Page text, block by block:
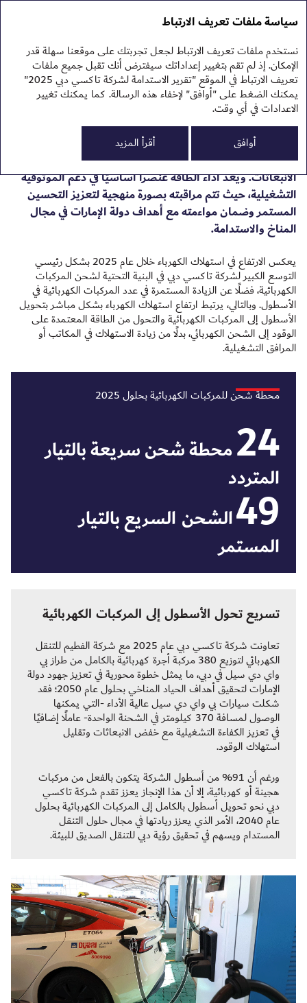
التقرير السنوي 2025
تقرير الاستدامة 2025
استهلاك الطاقة
تعتمد شركة تاكسي دبي نهجًا قائمًا على الكفاءة في إدارة
استهلاك الطاقة في جميع أساطيلها ومرافقها، بما يسهم في
خفض استهلاك الكهرباء والتكاليف التشغيلية وتقليل
الانبعاثات. ويُعدّ أداء الطاقة عنصرًا أساسيًا في دعم الموثوقية
التشغيلية، حيث تتم مراقبته بصورة منهجية لتعزيز التحسين
المستمر وضمان مواءمته مع أهداف دولة الإمارات في مجال
المناخ والاستدامة.
يعكس الارتفاع في استهلاك الكهرباء خلال عام 2025 بشكل رئيسي
التوسع الكبير لشركة تاكسي دبي في البنية التحتية لشحن المركبات
الكهربائية، فضلًا عن الزيادة المستمرة في عدد المركبات الكهربائية في
الأسطول. وبالتالي، يرتبط ارتفاع استهلاك الكهرباء بشكل مباشر بتحويل
الأسطول إلى المركبات الكهربائية والتحول من الطاقة المعتمدة على
الوقود إلى الشحن الكهربائي، بدلًا من زيادة الاستهلاك في المكاتب أو
المرافق التشغيلية.
محطة شحن للمركبات الكهربائية بحلول 2025
24محطة شحن سريعة بالتيار
المتردد
49الشحن السريع بالتيار
المستمر
تسريع تحول الأسطول إلى المركبات الكهربائية
تعاونت شركة تاكسي دبي عام 2025 مع شركة الفطيم للتنقل
الكهربائي لتوزيع 380 مركبة أجرة كهربائية بالكامل من طراز بي
واي دي سيل في دبي، ما يمثل خطوة محورية في تعزيز جهود دولة
الإمارات لتحقيق أهداف الحياد المناخي بحلول عام 2050؛ فقد
شكلت سيارات بي واي دي سيل عالية الأداء ‑التي يمكنها
الوصول لمسافة 370 كيلومتر في الشحنة الواحدة‑ عاملًا إضافيًا
في تعزيز الكفاءة التشغيلية مع خفض الانبعاثات وتقليل
استهلاك الوقود.
ورغم أن 91% من أسطول الشركة يتكون بالفعل من مركبات
هجينة أو كهربائية، إلا أن هذا الإنجاز يعزز تقدم شركة تاكسي
دبي نحو تحويل أسطول بالكامل إلى المركبات الكهربائية بحلول
عام 2040، الأمر الذي يعزز ريادتها في مجال حلول التنقل
المستدام ويسهم في تحقيق رؤية دبي للتنقل الصديق للبيئة.
سياسة ملفات تعريف الارتباط
نستخدم ملفات تعريف الارتباط لجعل تجربتك على موقعنا سهلة قدر
الإمكان. إذ لم تقم بتغيير إعداداتك سيفترض أنك تقبل جميع ملفات
تعريف الارتباط في الموقع "تقرير الاستدامة لشركة تاكسي دبي 2025"
يمكنك الضغط على "أوافق" لإخفاء هذه الرسالة. كما يمكنك تغيير
الاعدادات في أي وقت.
أوافق
أقرأ المزيد